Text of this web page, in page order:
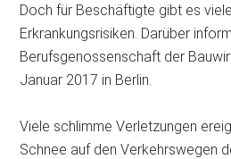
Doch für Beschäftigte gibt es
Erkrankungsrisiken. Darüber
Berufsgenossenschaft der
Januar 2017 in Berlin.
Viele schlimme Verletzungen
Schnee auf den Verkehrswegen